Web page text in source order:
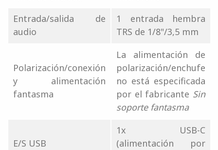
Entrada/salida de
audio
1 entrada hembra
TRS de 1/8"/3,5 mm
Polarización/conexión
y alimentación
fantasma
La alimentación de
polarización/enchufe
no está especificada
por el fabricante Sin
soporte fantasma
E/S USB
1x USB-C
(alimentación por